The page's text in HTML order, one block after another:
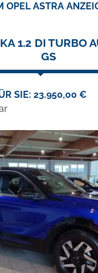
OPEL ASTRA
1.2 DI TURBO
GS
SIE: 23.950,00 €